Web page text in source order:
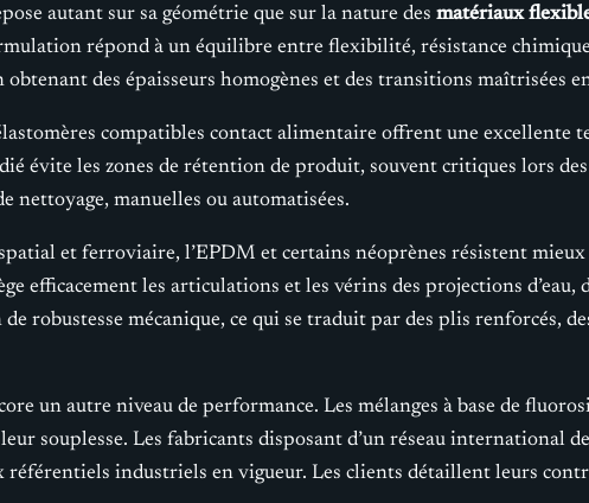
autant sur sa géométrie que sur la nature des matériaux
répond à un équilibre entre flexibilité, résistance
des épaisseurs homogènes et des transitions maîtrisées
compatibles contact alimentaire offrent une excellente
évite les zones de rétention de produit, souvent critiques lors
manuelles ou automatisées.
et ferroviaire, l’EPDM et certains néoprènes résistent
efficacement les articulations et les vérins des projections d’eau,
robustesse mécanique, ce qui se traduit par des plis renforcés,
un autre niveau de performance. Les mélanges à base de
souplesse. Les fabricants disposant d’un réseau international
industriels en vigueur. Les clients détaillent leurs